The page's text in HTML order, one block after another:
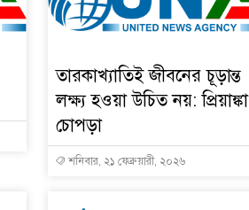
তারকাখ্যাতিই জীবনের চূড়ান্ত
লক্ষ্য হওয়া উচিত নয়: প্রিয়াঙ্কা
চোপড়া
শনিবার, ২১ ফেব্রুয়ারী, ২০২৬